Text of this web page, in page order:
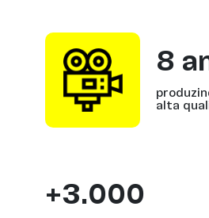
8
alta
+3.000